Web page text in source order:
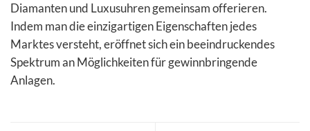
Diamanten und Luxusuhren gemeinsam offerieren.
Indem man die einzigartigen Eigenschaften jedes
Marktes versteht, eröffnet sich ein beeindruckendes
Spektrum an Möglichkeiten für gewinnbringende
Anlagen.